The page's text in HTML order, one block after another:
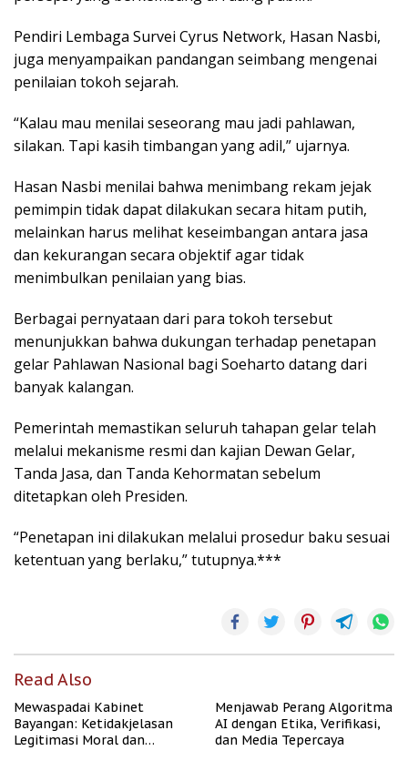
Pendiri Lembaga Survei Cyrus Network, Hasan Nasbi,
juga menyampaikan pandangan seimbang mengenai
penilaian tokoh sejarah.
“Kalau mau menilai seseorang mau jadi pahlawan,
silakan. Tapi kasih timbangan yang adil,” ujarnya.
Hasan Nasbi menilai bahwa menimbang rekam jejak
pemimpin tidak dapat dilakukan secara hitam putih,
melainkan harus melihat keseimbangan antara jasa
dan kekurangan secara objektif agar tidak
menimbulkan penilaian yang bias.
Berbagai pernyataan dari para tokoh tersebut
menunjukkan bahwa dukungan terhadap penetapan
gelar Pahlawan Nasional bagi Soeharto datang dari
banyak kalangan.
Pemerintah memastikan seluruh tahapan gelar telah
melalui mekanisme resmi dan kajian Dewan Gelar,
Tanda Jasa, dan Tanda Kehormatan sebelum
ditetapkan oleh Presiden.
“Penetapan ini dilakukan melalui prosedur baku sesuai
ketentuan yang berlaku,” tutupnya.***
Read Also
Mewaspadai Kabinet
Bayangan: Ketidakjelasan
Legitimasi Moral dan
Menjawab Perang Algoritma
AI dengan Etika, Verifikasi,
dan Media Tepercaya